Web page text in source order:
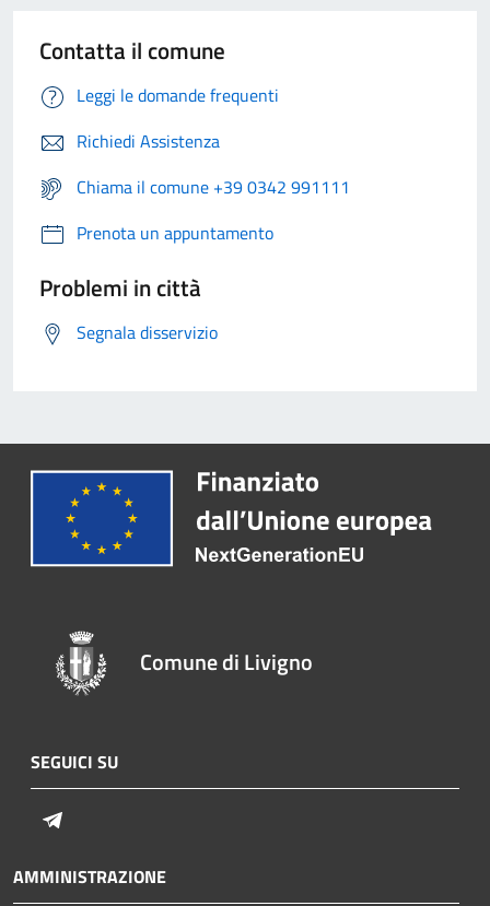
Contatta il comune
Leggi le domande frequenti
Richiedi Assistenza
Chiama il comune +39 0342 991111
Prenota un appuntamento
Problemi in città
Segnala disservizio
Comune di Livigno
SEGUICI SU
AMMINISTRAZIONE